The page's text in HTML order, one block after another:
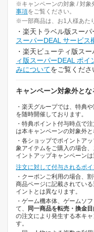
※キャンペーンの対象 / 対象
事項をご覧ください。
※一部商品は、お1人様あた
・楽天トラベル版スーパ
スーパーDEAL サービス
・楽天ビューティ版スー
ィ版スーパーDEAL ポ
みについてをご覧くださ
キャンペーン対象外と
・楽天グループでは、特典
を随時開催しております。
・特典ポイント付与時点で
は本キャンペーンの対象外と
・各ショップでポイントア
象アイテムをご購入の場合
イントアップキャンペーン
注文に対して付与されるポ
・クーポンご利用の場合、
商品ページに記載されてい
イントとは異なります。
・ゲーム機本体、ゲームソ
て、
同一商品を転売・換金
の注文により発生する本キ
す。